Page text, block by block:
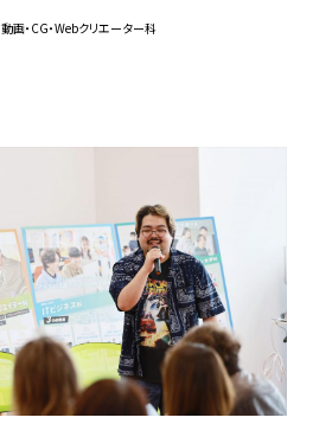
動画・CG・Webクリエーター科